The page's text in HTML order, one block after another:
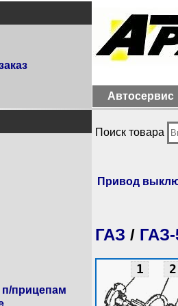
Автосервис
п/прицепам
Поиск товара
Привод
ГАЗ /
1 2